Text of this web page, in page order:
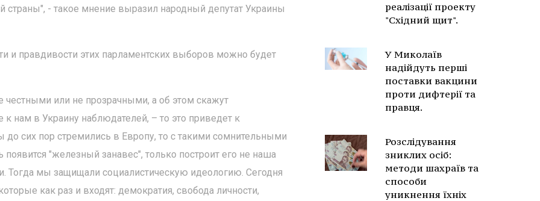
- такое мнение выразил народный депутат Украины
и правдивости этих парламентских выборов можно будет
честными или не прозрачными, а об этом скажут
нам в Украину наблюдателей, – то это приведет к
сих пор стремились в Европу, то с такими сомнительными
"железный занавес", только построит его не наша
Тогда мы защищали социалистическую идеологию. Сегодня
как раз и входят: демократия, свобода личности,
реалізації проекту
"Східний щит".
У Миколаїв
надійдуть перші
поставки вакцини
проти дифтерії та
правця.
Розслідування
зниклих осіб:
методи шахраїв та
способи
уникнення їхніх